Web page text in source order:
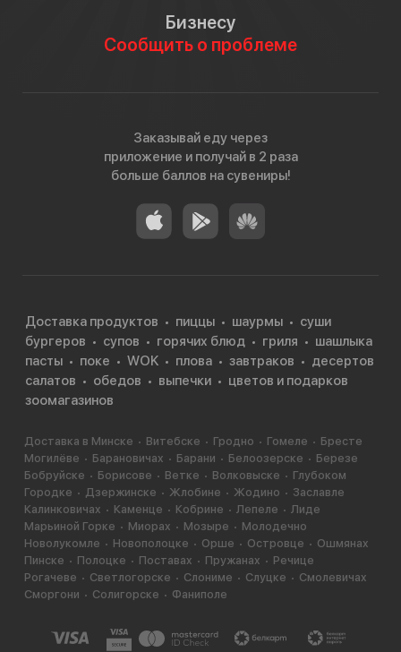
Бизнесу
Сообщить о проблеме
Заказывай еду через
приложение и получай в 2 раза
больше баллов на сувениры!
Доставка продуктов пиццы шаурмы
суши
бургеров
супов горячих блюд гриля
шашлыка
пасты
поке WOK плова завтраков
десертов
салатов
обедов выпечки
цветов и подарков
зоомагазинов
Доставка в Минске Витебске Гродно Гомеле
Бресте
Могилёве
Барановичах Барани Белоозерске
Березе
Бобруйске
Борисове Ветке Волковыске
Глубоком
Городке
Дзержинске Жлобине Жодино
Заславле
Калинковичах
Каменце Кобрине Лепеле
Лиде
Марьиной Горке
Миорах Мозыре
Молодечно
Новолукомле
Новополоцке Орше Островце
Ошмянах
Пинске
Полоцке Поставах Пружанах
Речице
Рогачеве
Светлогорске Слониме Слуцке
Смолевичах
Сморгони
Солигорске Фаниполе